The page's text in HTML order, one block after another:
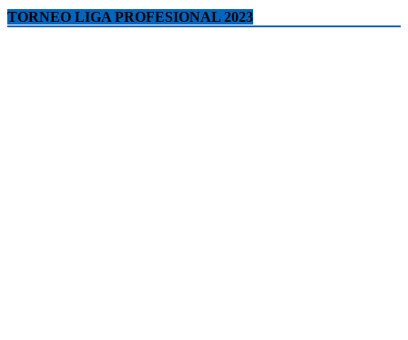
TORNEO LIGA PROFESIONAL 2023